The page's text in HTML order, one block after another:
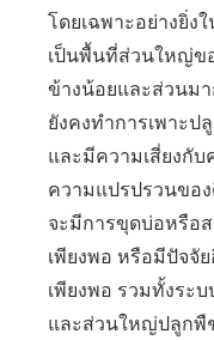
โดยเฉพาะอย่างยิ่ง
เป็นพื้นที่ส่วนใหญ่ข
ข้างน้อยและส่วนม
ยังคงทำการเพาะป
และมีความเสี่ยงกับ
ความแปรปรวนขอ
จะมีการขุดบ่อหรือ
เพียงพอ หรือมีปัจจั
เพียงพอ รวมทั้งระ
และส่วนใหญ่ปลูกพื